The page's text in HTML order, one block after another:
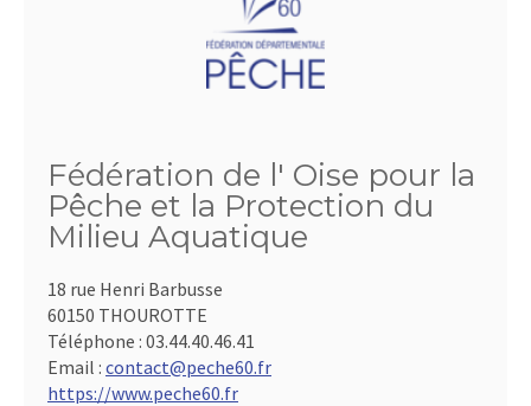
Fédération de l' Oise pour la
Pêche et la Protection du
Milieu Aquatique
18 rue Henri Barbusse
60150 THOUROTTE
Téléphone : 03.44.40.46.41
Email : contact@peche60.fr
https://www.peche60.fr